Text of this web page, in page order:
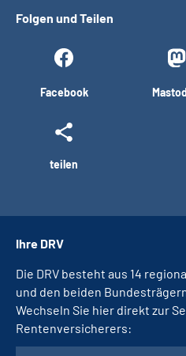
Folgen und Teilen
Facebook
teilen
Ihre DRV
Die DRV besteht aus 14
und den beiden Bundesträgern
Wechseln Sie hier direkt zur
Rentenversicherers: